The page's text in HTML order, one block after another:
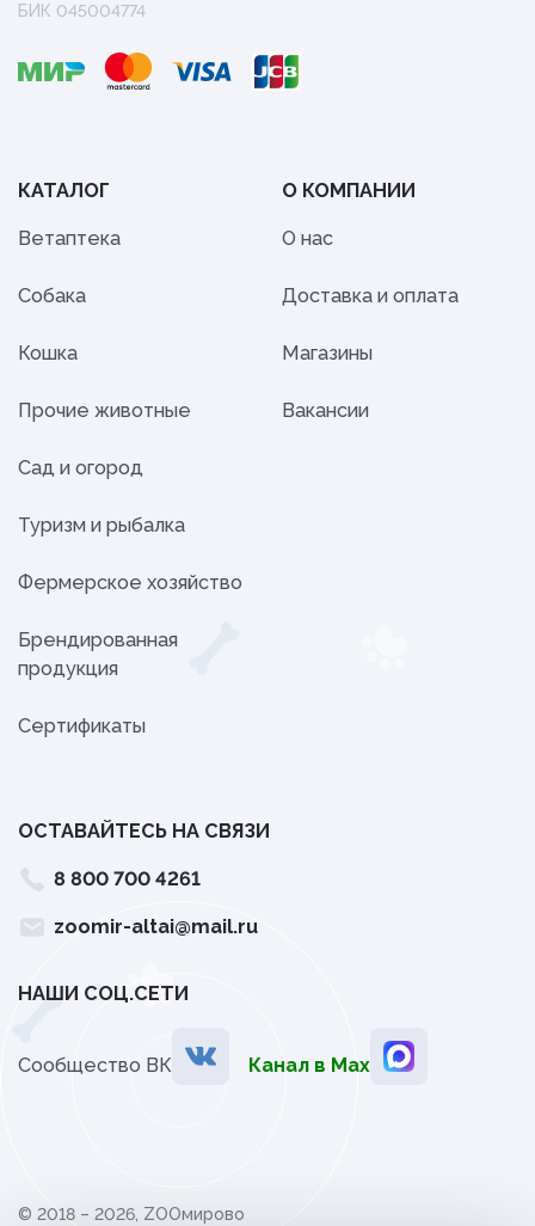
БИК 045004774
КАТАЛОГ
Ветаптека
Собака
Кошка
Прочие животные
Сад и огород
Туризм и рыбалка
Фермерское хозяйство
Брендированная
продукция
Сертификаты
О КОМПАНИИ
О нас
Доставка и оплата
Магазины
Вакансии
ОСТАВАЙТЕСЬ НА СВЯЗИ
8 800 700 4261
zoomir-altai@mail.ru
НАШИ СОЦ.СЕТИ
Сообщество ВК Канал в Мах
© 2018 – 2026, ZOOмирово